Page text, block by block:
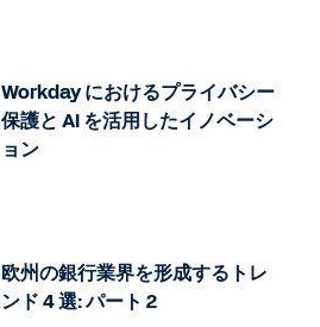
Workday におけるプライバシー
保護と AI を活用したイノベーシ
ョン
欧州の銀行業界を形成するトレ
ンド 4 選: パート 2